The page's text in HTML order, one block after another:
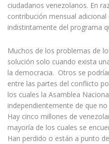
ciudadanos venezolanos. En
contribución mensual adicional
indistintamente del programa
Muchos de los problemas de
solución solo cuando exista
la democracia. Otros se
entre las partes del conflicto
los cuales la Asamblea
independientemente de que
Hay cinco millones de
mayoría de los cuales se
Han perdido o están a punto